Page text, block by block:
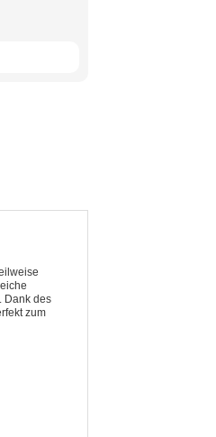
Dank des
zum